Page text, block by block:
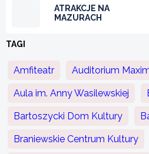
ATRAKCJE NA
MAZURACH
TAGI
Amfiteatr Auditorium
Aula im. Anny Wasilewskiej
Bartoszycki Dom Kultury
Braniewskie Centrum Kultury